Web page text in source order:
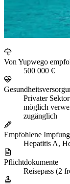
Von Yupwego
500 000 €
Privater
möglich
zugänglich
Empfohlene
Hepatitis A,
Pflichtdokumente
Reisepass (2